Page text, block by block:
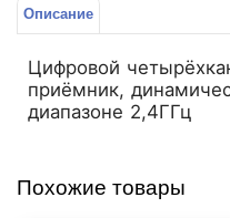
Описание
Цифровой
приёмник,
диапазоне 2,4ГГц
Похожие товары